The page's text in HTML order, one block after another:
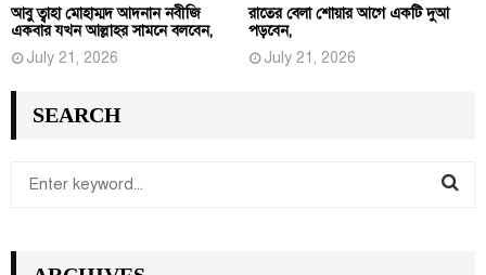
আবু ত্বাহা মোহাম্মদ আদনান নবীজি
একবার যখন আল্লাহর সামনে বলবেন,
July 21, 2026
রাতের বেলা শোয়ার আগে একটি দুআ
পড়বেন,
July 21, 2026
SEARCH
r